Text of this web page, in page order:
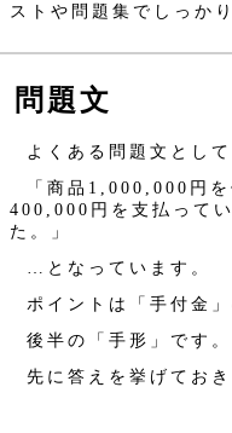
ストや問題集でしっか
問題文
よくある問題文とし
「商品1,000,000円
400,000円を支払って
た。」
…となっています。
ポイントは「手付金
後半の「手形」です。
先に答えを挙げておき